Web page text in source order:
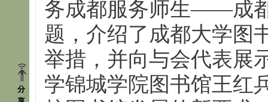
分
务成都服务师生——成
题，介绍了成都大学图
举措，并向与会代表展
学锦城学院图书馆王红